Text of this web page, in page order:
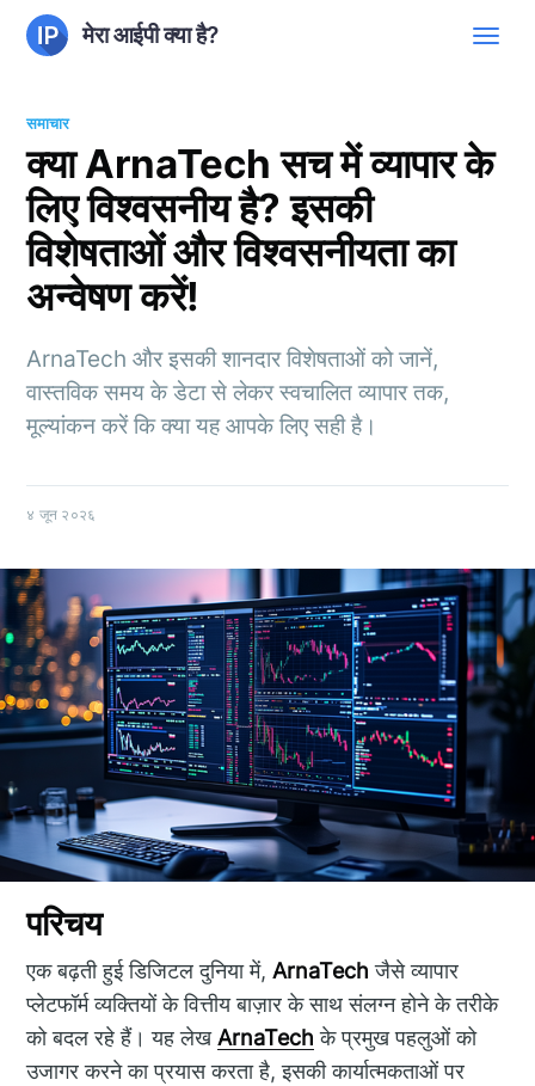
मेरा आईपी क्या है?
समाचार
क्या ArnaTech सच में व्यापार के
लिए विश्वसनीय है? इसकी
विशेषताओं और विश्वसनीयता का
अन्वेषण करें!
ArnaTech और इसकी शानदार विशेषताओं को जानें,
वास्तविक समय के डेटा से लेकर स्वचालित व्यापार तक,
मूल्यांकन करें कि क्या यह आपके लिए सही है।
४ जून २०२६
परिचय
एक बढ़ती हुई डिजिटल दुनिया में,ArnaTech जैसे व्यापार
प्लेटफॉर्म व्यक्तियों के वित्तीय बाज़ार के साथ संलग्न होने के तरीके
को बदल रहे हैं। यह लेखArnaTech के प्रमुख पहलुओं को
उजागर करने का प्रयास करता है, इसकी कार्यात्मकताओं पर